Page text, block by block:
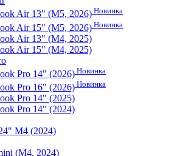
Air 13" (M5, 2026) Новинка
Air 15" (M5, 2026) Новинка
Air 13" (M4, 2025)
Air 15" (M4, 2025)
Pro 14" (2026) Новинка
Pro 16" (2026) Новинка
Pro 14" (2025)
Pro 14" (2024)
M4 (2024)
(M4, 2024)